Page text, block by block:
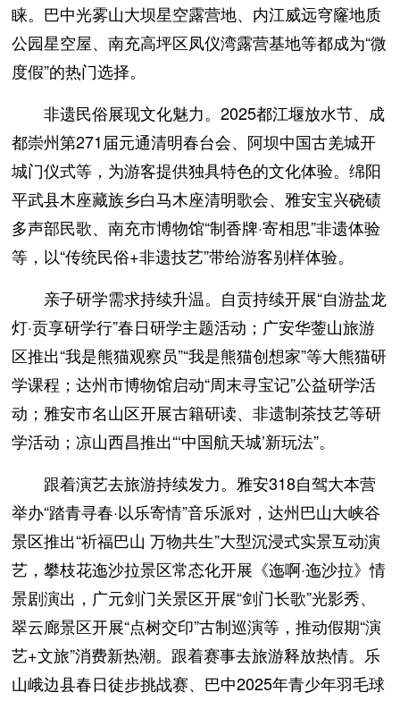
睐。巴中光雾山大坝星空露营地、内江威远穹窿地质
公园星空屋、南充高坪区凤仪湾露营基地等都成为“微
度假”的热门选择。
非遗民俗展现文化魅力。2025都江堰放水节、成
都崇州第271届元通清明春台会、阿坝中国古羌城开
城门仪式等，为游客提供独具特色的文化体验。绵阳
平武县木座藏族乡白马木座清明歌会、雅安宝兴硗碛
多声部民歌、南充市博物馆“制香牌·寄相思”非遗体验
等，以“传统民俗+非遗技艺”带给游客别样体验。
亲子研学需求持续升温。自贡持续开展“自游盐龙
灯·贡享研学行”春日研学主题活动；广安华蓥山旅游
区推出“我是熊猫观察员”“我是熊猫创想家”等大熊猫研
学课程；达州市博物馆启动“周末寻宝记”公益研学活
动；雅安市名山区开展古籍研读、非遗制茶技艺等研
学活动；凉山西昌推出“‘中国航天城’新玩法”。
跟着演艺去旅游持续发力。雅安318自驾大本营
举办“踏青寻春·以乐寄情”音乐派对，达州巴山大峡谷
景区推出“祈福巴山 万物共生”大型沉浸式实景互动演
艺，攀枝花迤沙拉景区常态化开展《迤啊·迤沙拉》情
景剧演出，广元剑门关景区开展“剑门长歌”光影秀、
翠云廊景区开展“点树交印”古制巡演等，推动假期“演
艺+文旅”消费新热潮。跟着赛事去旅游释放热情。乐
山峨边县春日徒步挑战赛、巴中2025年青少年羽毛球